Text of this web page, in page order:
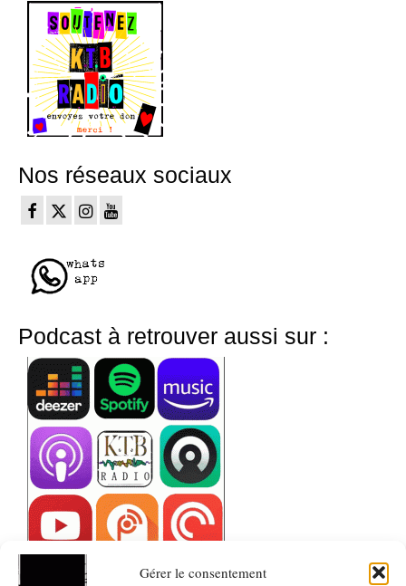
Gérer le consentement
Nos réseaux sociaux
Podcast à retrouver aussi sur :